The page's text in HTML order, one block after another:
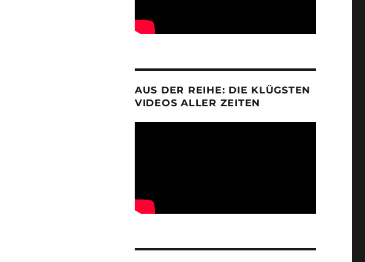
AUS DER REIHE: DIE KLÜGSTEN
VIDEOS ALLER ZEITEN